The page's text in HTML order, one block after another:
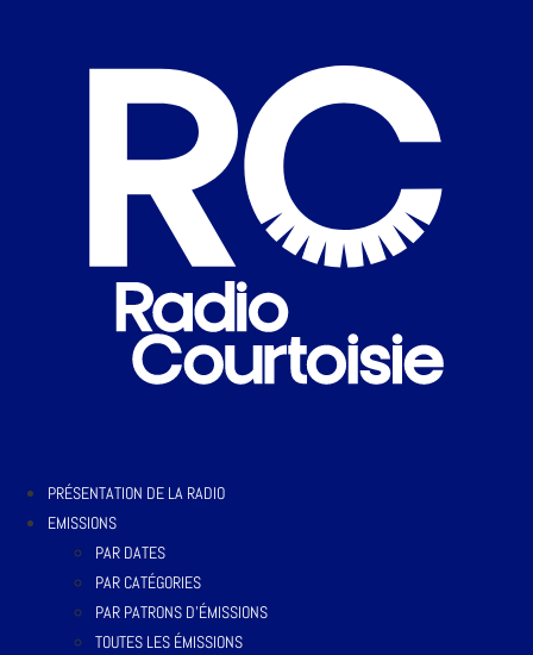
PRÉSENTATION DE LA RADIO
EMISSIONS
PAR DATES
PAR CATÉGORIES
PAR PATRONS D’ÉMISSIONS
TOUTES LES ÉMISSIONS